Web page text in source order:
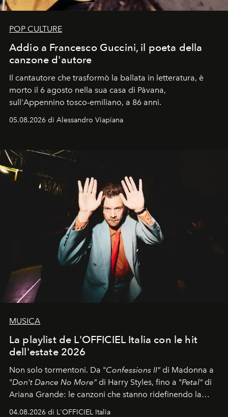
POP CULTURE
Addio a Francesco Guccini, il poeta della
canzone d'autore
Il cantautore che trasformò la ballata in letteratura, è
morto il 6 agosto nella sua casa di Pàvana,
sull'Appennino tosco-emiliano, a 86 anni.
05.08.2026 di Alessandro Viapiana
MUSICA
La playlist de L'OFFICIEL Italia con le hit
dell'estate 2026
Non solo tormentoni. Da "Confessions II" di Madonna a
"Don't Dance No More" di Harry Styles, fino a "Petal" di
Ariana Grande: le canzoni che stanno ridefinendo la
04.08.2026 di L'OFFICIEL Italia